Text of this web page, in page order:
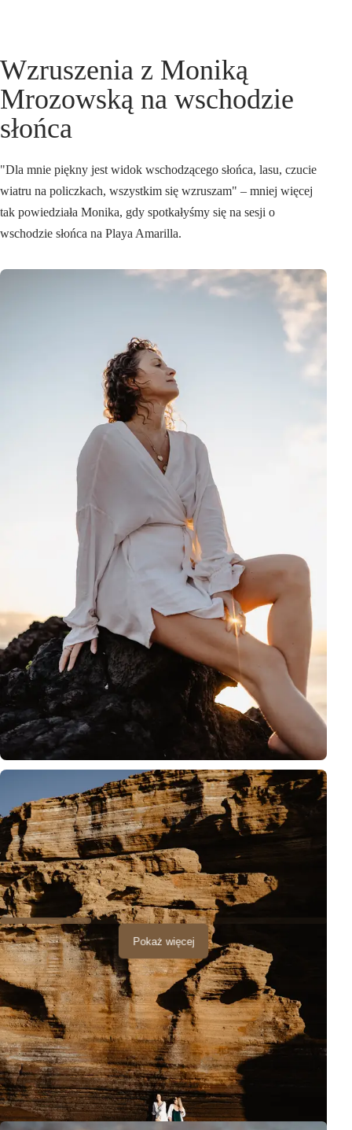
Wzruszenia z Moniką
Mrozowską na wschodzie
słońca
"Dla mnie piękny jest widok wschodzącego słońca, lasu, czucie
wiatru na policzkach, wszystkim się wzruszam" – mniej więcej
tak powiedziała Monika, gdy spotkałyśmy się na sesji o
wschodzie słońca na Playa Amarilla.
Artystyczny portret Moniki Mrozowskiej w białej sukience na
Pokaż więcej
Ta sesja była wyjątkowa z kilku powodów. Po pierwsze, wschód
słońca na Teneryfie to zawsze magiczny moment, kiedy niebo
maluje się w najpiękniejsze odcienie różu i złota. Po drugie,
Monika okazała się osobą niezwykle otwartą na piękno chwili, co
widać w każdym ujęciu.